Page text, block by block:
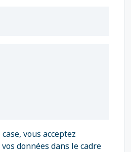
vous acceptez
données dans le cadre